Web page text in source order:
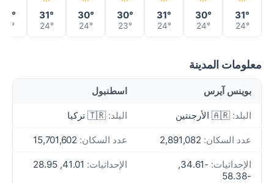
31°
24°
30°
24°
31°
24°
30°
23°
30°
24°
31°
24°
24°
معلومات المدينة
بوينس آيرس اسطنبول
البلد: 🇦🇷 الأرجنتين البلد: 🇹🇷 تركيا
عدد السكان: عدد السكان:
الإحداثيات:
-34.61,
-58.38
الإحداثيات: